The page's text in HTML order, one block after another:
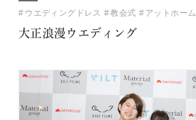
ウエディングドレス
教会式 アットホーム
大正浪漫ウエディング